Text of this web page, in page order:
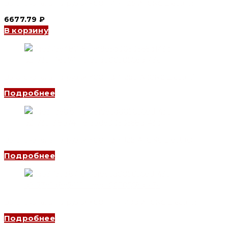
6677.79 ₽
В корзину
Подробнее
Подробнее
Подробнее